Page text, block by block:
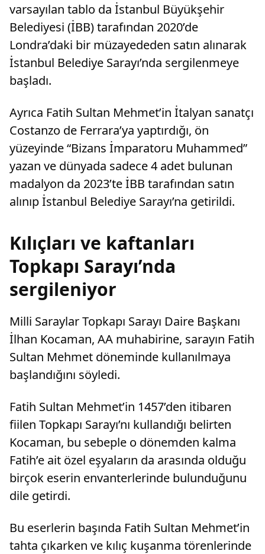
varsayılan tablo da İstanbul Büyükşehir
Belediyesi (İBB) tarafından 2020’de
Londra’daki bir müzayededen satın alınarak
İstanbul Belediye Sarayı’nda sergilenmeye
başladı.
Ayrıca Fatih Sultan Mehmet’in İtalyan sanatçı
Costanzo de Ferrara’ya yaptırdığı, ön
yüzeyinde “Bizans İmparatoru Muhammed”
yazan ve dünyada sadece 4 adet bulunan
madalyon da 2023’te İBB tarafından satın
alınıp İstanbul Belediye Sarayı’na getirildi.
Kılıçları ve kaftanları
Topkapı Sarayı’nda
sergileniyor
Milli Saraylar Topkapı Sarayı Daire Başkanı
İlhan Kocaman, AA muhabirine, sarayın Fatih
Sultan Mehmet döneminde kullanılmaya
başlandığını söyledi.
Fatih Sultan Mehmet’in 1457’den itibaren
fiilen Topkapı Sarayı’nı kullandığı belirten
Kocaman, bu sebeple o dönemden kalma
Fatih’e ait özel eşyaların da arasında olduğu
birçok eserin envanterlerinde bulunduğunu
dile getirdi.
Bu eserlerin başında Fatih Sultan Mehmet’in
tahta çıkarken ve kılıç kuşanma törenlerinde